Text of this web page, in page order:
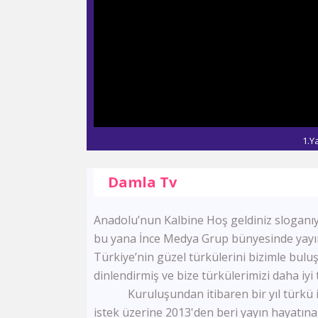
Damla Tv
Anadolu’nun Kalbine Hoş geldiniz
bu yana İnce Medya Grup bünyesinde
Türkiye’nin güzel türkülerini bizimle
dinlendirmiş ve bize türkülerimizi daha iyi
Kuruluşundan itibaren bir yıl türkü ile
istek üzerine 2013'den beri yayın